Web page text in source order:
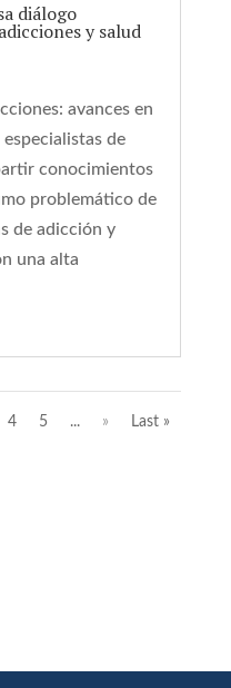
diálogo
y salud
avances en
de
conocimientos
problemático de
de adicción y
una alta
4 5 ... » Last »